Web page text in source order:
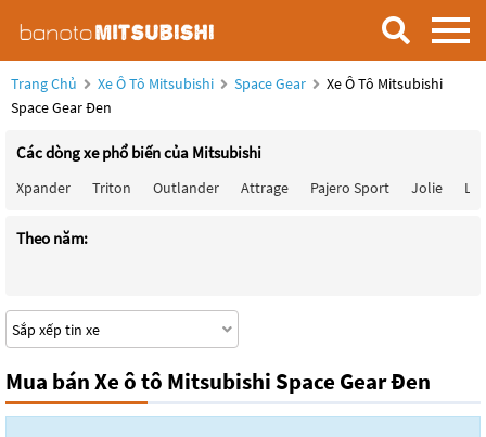
Trang Chủ Xe Ô Tô Mitsubishi Space Gear
Xe Ô Tô Mitsubishi
Space Gear Đen
Các dòng xe phổ biến của Mitsubishi
Xpander Triton Outlander Attrage Pajero Sport Jolie
Theo năm:
Mua bán Xe ô tô Mitsubishi Space Gear Đen